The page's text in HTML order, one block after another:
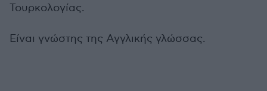
Τουρκολογίας.
Είναι γνώστης της Αγγλικής γλώσσας.